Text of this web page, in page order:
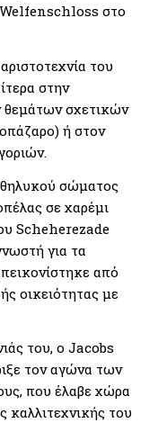
Welfenschloss στο
του
στην
θεμάτων σχετικών
ή στον
θηλυκού σώματος
σε χαρέμι
Scheherezade
για τα
από
οικειότητας με
του, ο Jacobs
τον αγώνα των
που έλαβε χώρα
καλλιτεχνικής του